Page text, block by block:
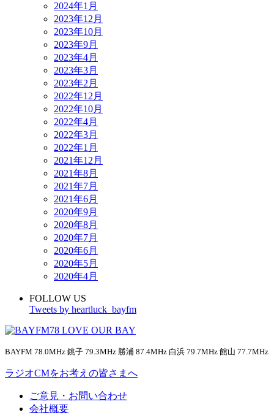
2024年1月
2023年12月
2023年10月
2023年9月
2023年4月
2023年3月
2023年2月
2022年12月
2022年10月
2022年4月
2022年3月
2022年1月
2021年12月
2021年8月
2021年7月
2021年6月
2020年9月
2020年8月
2020年7月
2020年6月
2020年5月
2020年4月
FOLLOW US
Tweets by heartluck_bayfm
BAYFM 78.0MHz 銚子 79.3MHz 勝浦 87.4MHz 白浜 79.7MHz 館山 77.7MHz
ラジオCMをお考えの皆さまへ
ご意見・お問い合わせ
会社概要